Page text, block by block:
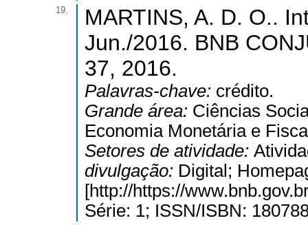
19.
MARTINS, A. D. O..
Jun./2016. BNB
37, 2016.
Palavras-chave: crédito.
Grande área: Ciências
Economia Monetária e
Setores de atividade:
divulgação: Digital;
[http://https://
Série: 1; ISSN/ISBN: